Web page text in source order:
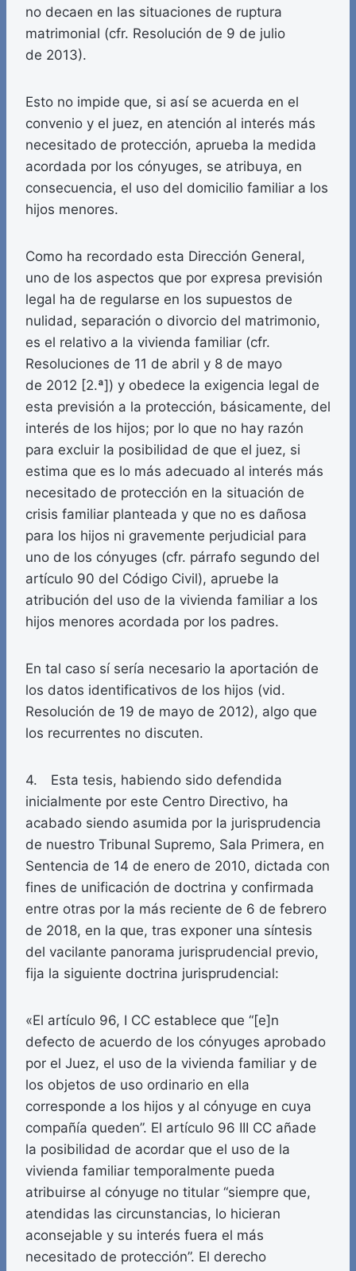
no decaen en las situaciones de ruptura
matrimonial (cfr. Resolución de 9 de julio
de 2013).
Esto no impide que, si así se acuerda en el
convenio y el juez, en atención al interés más
necesitado de protección, aprueba la medida
acordada por los cónyuges, se atribuya, en
consecuencia, el uso del domicilio familiar a los
hijos menores.
Como ha recordado esta Dirección General,
uno de los aspectos que por expresa previsión
legal ha de regularse en los supuestos de
nulidad, separación o divorcio del matrimonio,
es el relativo a la vivienda familiar (cfr.
Resoluciones de 11 de abril y 8 de mayo
de 2012 [2.ª]) y obedece la exigencia legal de
esta previsión a la protección, básicamente, del
interés de los hijos; por lo que no hay razón
para excluir la posibilidad de que el juez, si
estima que es lo más adecuado al interés más
necesitado de protección en la situación de
crisis familiar planteada y que no es dañosa
para los hijos ni gravemente perjudicial para
uno de los cónyuges (cfr. párrafo segundo del
artículo 90 del Código Civil), apruebe la
atribución del uso de la vivienda familiar a los
hijos menores acordada por los padres.
En tal caso sí sería necesario la aportación de
los datos identificativos de los hijos (vid.
Resolución de 19 de mayo de 2012), algo que
los recurrentes no discuten.
4. Esta tesis, habiendo sido defendida
inicialmente por este Centro Directivo, ha
acabado siendo asumida por la jurisprudencia
de nuestro Tribunal Supremo, Sala Primera, en
Sentencia de 14 de enero de 2010, dictada con
fines de unificación de doctrina y confirmada
entre otras por la más reciente de 6 de febrero
de 2018, en la que, tras exponer una síntesis
del vacilante panorama jurisprudencial previo,
fija la siguiente doctrina jurisprudencial:
«El artículo 96, I CC establece que “[e]n
defecto de acuerdo de los cónyuges aprobado
por el Juez, el uso de la vivienda familiar y de
los objetos de uso ordinario en ella
corresponde a los hijos y al cónyuge en cuya
compañía queden”. El artículo 96 III CC añade
la posibilidad de acordar que el uso de la
vivienda familiar temporalmente pueda
atribuirse al cónyuge no titular “siempre que,
atendidas las circunstancias, lo hicieran
aconsejable y su interés fuera el más
necesitado de protección”. El derecho